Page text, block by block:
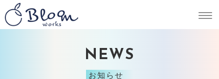
NEWS
お知らせ